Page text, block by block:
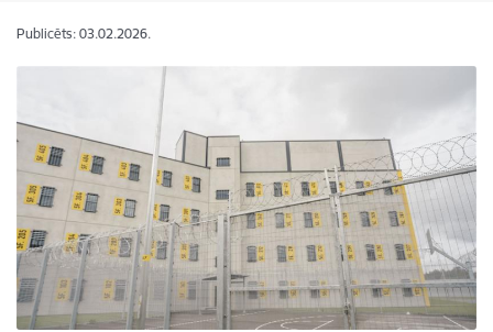
Publicēts: 03.02.2026.